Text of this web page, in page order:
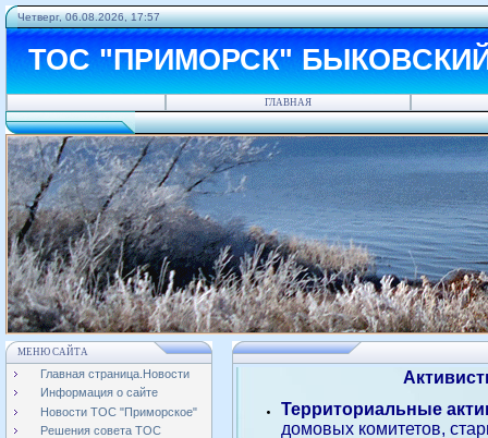
Четверг, 06.08.2026, 17:57
ТОС "ПРИМОРСК"
ГЛАВНАЯ
МЕНЮ САЙТА
Главная страница.Новости
Информация о сайте
Новости ТОС "Приморское"
Решения совета ТОС
Территориальные
домовых комитетов,